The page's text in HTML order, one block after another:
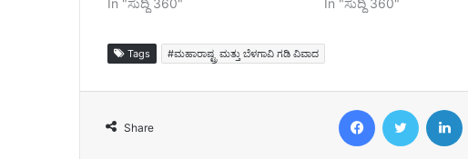
Tags #ಮಹಾರಾಷ್ಟ್ರ ಮತ್ತು ಬೆಳಗಾವಿ ಗಡಿ ವಿವಾದ
Share
FacebookTwitter